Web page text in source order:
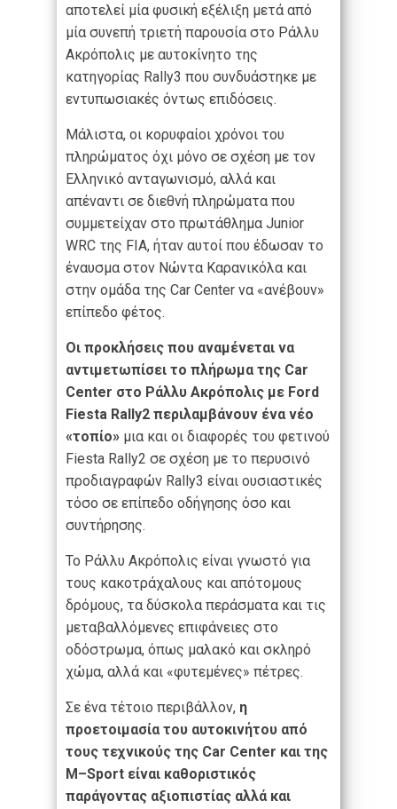
αποτελεί μία φυσική εξέλιξη μετά από
μία συνεπή τριετή παρουσία στο Ράλλυ
Ακρόπολις με αυτοκίνητο της
κατηγορίας Rally3 που συνδυάστηκε με
εντυπωσιακές όντως επιδόσεις.
Μάλιστα, οι κορυφαίοι χρόνοι του
πληρώματος όχι μόνο σε σχέση με τον
Ελληνικό ανταγωνισμό, αλλά και
απέναντι σε διεθνή πληρώματα που
συμμετείχαν στο πρωτάθλημα Junior
WRC της FIA, ήταν αυτοί που έδωσαν το
έναυσμα στον Νώντα Καρανικόλα και
στην ομάδα της Car Center να «ανέβουν»
επίπεδο φέτος.
Οι προκλήσεις που αναμένεται να
αντιμετωπίσει το πλήρωμα της Car
Center στο Ράλλυ Ακρόπολις με Ford
Fiesta Rally2 περιλαμβάνουν ένα νέο
«τοπίο» μια και οι διαφορές του φετινού
Fiesta Rally2 σε σχέση με το περυσινό
προδιαγραφών Rally3 είναι ουσιαστικές
τόσο σε επίπεδο οδήγησης όσο και
συντήρησης.
Το Ράλλυ Ακρόπολις είναι γνωστό για
τους κακοτράχαλους και απότομους
δρόμους, τα δύσκολα περάσματα και τις
μεταβαλλόμενες επιφάνειες στο
οδόστρωμα, όπως μαλακό και σκληρό
χώμα, αλλά και «φυτεμένες» πέτρες.
Σε ένα τέτοιο περιβάλλον, η
προετοιμασία του αυτοκινήτου από
τους τεχνικούς της Car Center και της
M–Sport είναι καθοριστικός
παράγοντας αξιοπιστίας αλλά και